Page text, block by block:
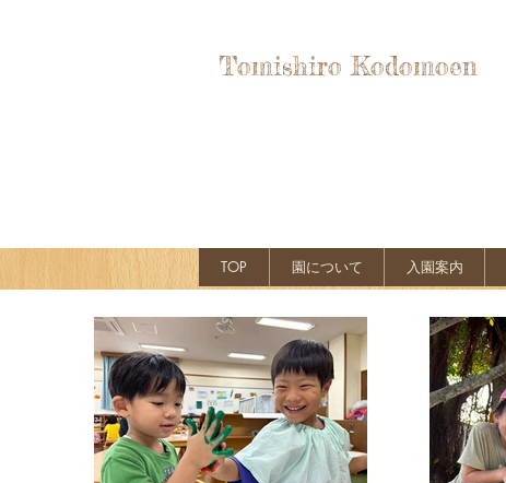
Tomishiro Kodomoen
TOP 園について 入園案内